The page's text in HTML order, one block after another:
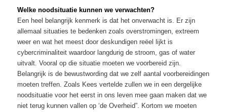
Welke noodsituatie kunnen we verwachten?
Een heel belangrijk kenmerk is dat het onverwacht is. Er zijn
allemaal situaties te bedenken zoals overstromingen, extreem
weer en wat het meest door deskundigen reëel lijkt is
cybercriminaliteit waardoor langdurig de stroom, gas of water
uitvalt. Vooral op die situatie moeten we voorbereid zijn.
Belangrijk is de bewustwording dat we zelf aantal voorbereidingen
moeten treffen. Zoals Kees vertelde zullen we in een dergelijke
noodsituatie voor het eerst in ons leven mee gaan maken dat we
niet terug kunnen vallen op ‘de Overheid”. Kortom we moeten